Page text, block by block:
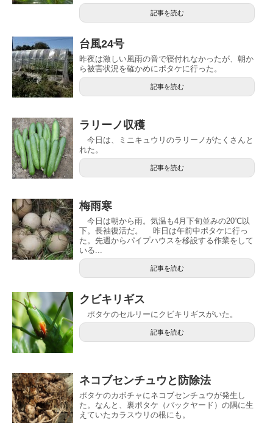
記事を読む
台風24号
昨夜は激しい風雨の音で寝付れなかったが、朝か
ら被害状況を確かめにポタケに行った。
記事を読む
ラリーノ収穫
今日は、ミニキュウリのラリーノがたくさんと
れた。
記事を読む
梅雨寒
今日は朝から雨。気温も4月下旬並みの20℃以
下。長袖復活だ。 昨日は午前中ポタケに行っ
た。先週からパイプハウスを移設する作業をして
いる...
記事を読む
クビキリギス
ポタケのセルリーにクビキリギスがいた。
記事を読む
ネコブセンチュウと防除法
ポタケのカボチャにネコブセンチュウが発生し
た。なんと、裏ポタケ（バックヤード）の隅に生
えていたカラスウリの根にも。